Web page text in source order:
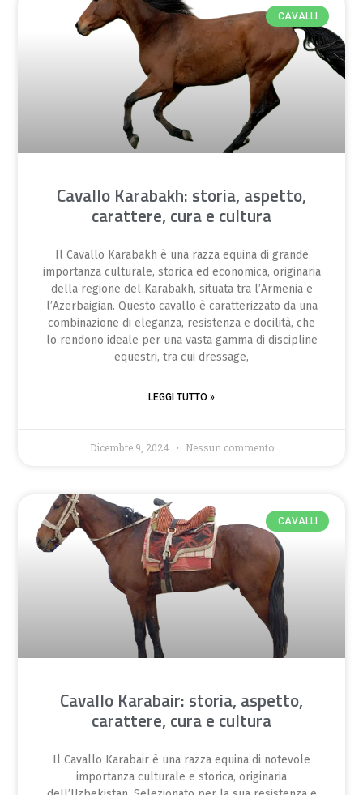
CAVALLI
Cavallo Karabakh: storia, aspetto,
carattere, cura e cultura
Il Cavallo Karabakh è una razza equina di grande
importanza culturale, storica ed economica, originaria
della regione del Karabakh, situata tra l’Armenia e
l’Azerbaigian. Questo cavallo è caratterizzato da una
combinazione di eleganza, resistenza e docilità, che
lo rendono ideale per una vasta gamma di discipline
equestri, tra cui dressage,
LEGGI TUTTO »
Dicembre 9, 2024 Nessun commento
CAVALLI
Cavallo Karabair: storia, aspetto,
carattere, cura e cultura
Il Cavallo Karabair è una razza equina di notevole
importanza culturale e storica, originaria